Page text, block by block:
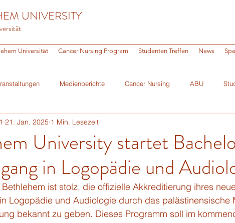
UNIVERSITY
Universität Cancer Nursing Program Studenten Treffen News
Medienberichte Cancer Nursing ABU
Alumni
University startet
in Logopädie und
21. Jan. 2025 1 Min. Lesezeit
ist stolz, die offizielle Akkreditierung ihres
Logopädie und Audiologie durch das palästinensische
bekannt zu geben. Dieses Programm soll im